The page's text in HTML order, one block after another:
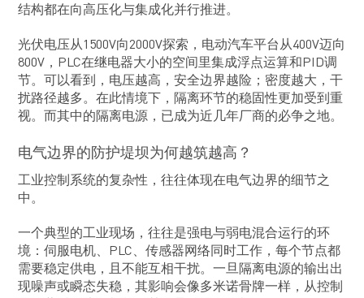
结构都在向高压化与集成化并行推进。
光伏电压从1500V向2000V探索，电动汽车平台从400V迈向
800V，PLC在继电器大小的空间里集成浮点运算和PID调
节。可以看到，电压越高，安全边界越险；密度越大，干
扰路径越多。在此情境下，隔离环节的稳固性更加受到重
视。而其中的隔离电源，已成为近几年厂商的必争之地。
电气边界的防护堤坝为何越筑越高？
工业控制系统的复杂性，往往体现在电气边界的细节之
中。
一个典型的工业现场，往往是强电与弱电混合运行的环
境：伺服电机、PLC、传感器网络同时工作，每个节点都
需要稳定供电，且不能互相干扰。一旦隔离电源的输出出
现噪声或瞬态失稳，其影响会像多米诺骨牌一样，从控制